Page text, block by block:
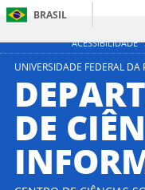
ACESSIBILIDADE
BRASIL
UNIVERSIDADE FEDERAL DA
DE